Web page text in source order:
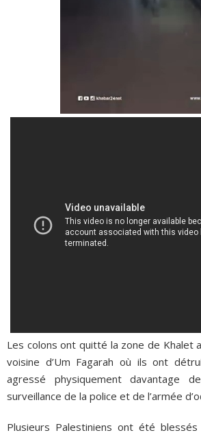
Les colons ont quitté la zone de Khalet
voisine d’Um Fagarah où ils ont
agressé physiquement davantage
surveillance de la police et de l’armée
Plusieurs Palestiniens ont été